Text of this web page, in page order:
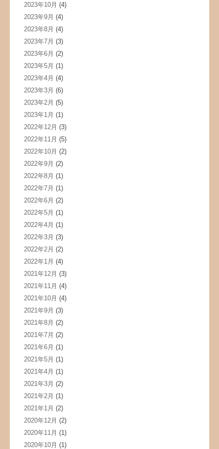
2023年10月 (4)
2023年9月 (4)
2023年8月 (4)
2023年7月 (3)
2023年6月 (2)
2023年5月 (1)
2023年4月 (4)
2023年3月 (6)
2023年2月 (5)
2023年1月 (1)
2022年12月 (3)
2022年11月 (5)
2022年10月 (2)
2022年9月 (2)
2022年8月 (1)
2022年7月 (1)
2022年6月 (2)
2022年5月 (1)
2022年4月 (1)
2022年3月 (3)
2022年2月 (2)
2022年1月 (4)
2021年12月 (3)
2021年11月 (4)
2021年10月 (4)
2021年9月 (3)
2021年8月 (2)
2021年7月 (2)
2021年6月 (1)
2021年5月 (1)
2021年4月 (1)
2021年3月 (2)
2021年2月 (1)
2021年1月 (2)
2020年12月 (2)
2020年11月 (1)
2020年10月 (1)